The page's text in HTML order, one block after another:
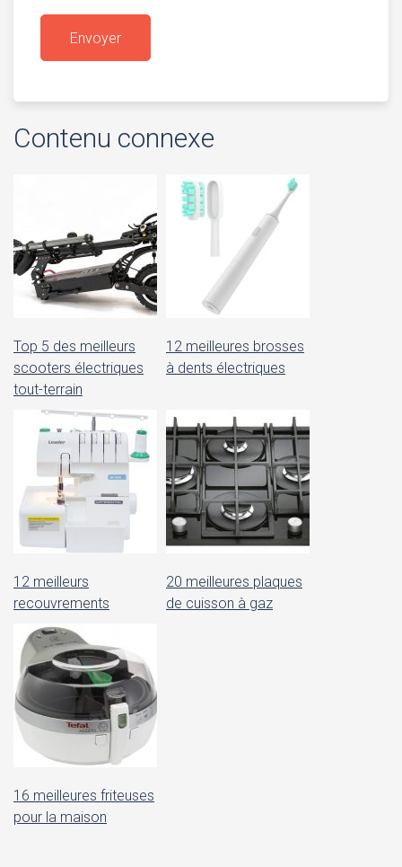
Contenu connexe
Top 5 des meilleurs
scooters électriques
tout-terrain
12 meilleures brosses
à dents électriques
12 meilleurs
recouvrements
20 meilleures plaques
de cuisson à gaz
16 meilleures friteuses
pour la maison